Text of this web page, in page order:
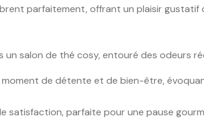
parfaitement, offrant un plaisir gustatif
un salon de thé cosy, entouré des
de détente et de bien-être,
satisfaction, parfaite pour une pause